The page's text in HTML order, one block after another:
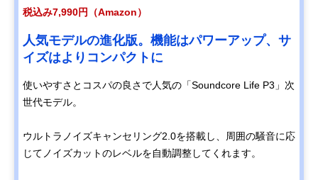
税込み7,990円（Amazon）
人気モデルの進化版。機能はパワーアップ、サ
イズはよりコンパクトに
使いやすさとコスパの良さで人気の「Soundcore Life P3」次
世代モデル。
ウルトラノイズキャンセリング2.0を搭載し、周囲の騒音に応
じてノイズカットのレベルを自動調整してくれます。